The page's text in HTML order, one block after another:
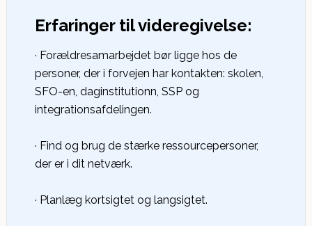
Erfaringer til videregivelse:
· Forældresamarbejdet bør ligge hos de
personer, der i forvejen har kontakten: skolen,
SFO-en, daginstitutionn, SSP og
integrationsafdelingen.
· Find og brug de stærke ressourcepersoner,
der er i dit netværk.
· Planlæg kortsigtet og langsigtet.